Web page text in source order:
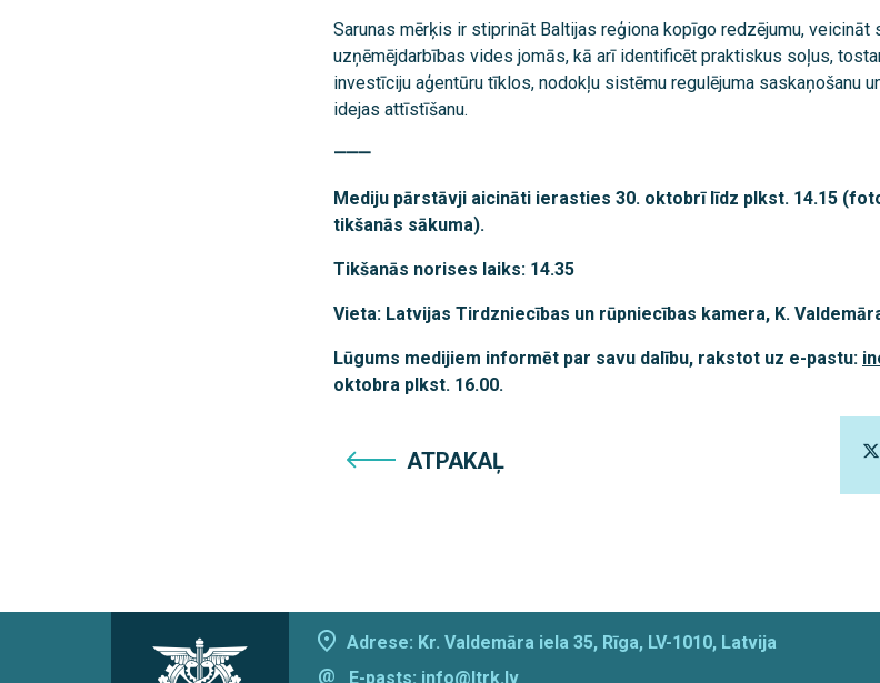
Sarunas mērķis ir stiprināt Baltijas reģiona kopīgo redzējumu, veicināt
uzņēmējdarbības vides jomās, kā arī identificēt praktiskus soļus,
investīciju aģentūru tīklos, nodokļu sistēmu regulējuma saskaņošanu
idejas attīstīšanu.
⸻
Mediju pārstāvji aicināti ierasties 30. oktobrī līdz plkst. 14.15
tikšanās sākuma).
Tikšanās norises laiks: 14.35
Vieta: Latvijas Tirdzniecības un rūpniecības kamera, K.
Lūgums medijiem informēt par savu dalību, rakstot uz e-pastu:
oktobra plkst. 16.00.
ATPAKAĻ
Adrese: Kr. Valdemāra iela 35, Rīga, LV-1010, Latvija
@ E-pasts: info@ltrk.lv